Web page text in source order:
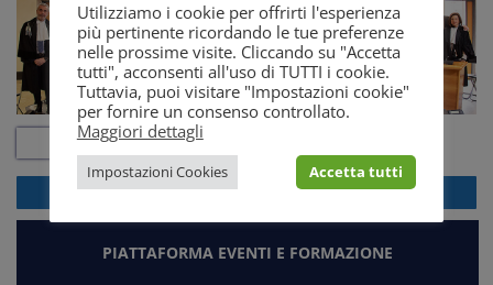
ACCEDI ALLA WEBMAIL
PIATTAFORMA EVENTI E FORMAZIONE
Utilizziamo i cookie per offrirti l'esperienza
più pertinente ricordando le tue preferenze
nelle prossime visite. Cliccando su "Accetta
tutti", acconsenti all'uso di TUTTI i cookie.
Tuttavia, puoi visitare "Impostazioni cookie"
per fornire un consenso controllato.
Maggiori dettagli
Impostazioni Cookies Accetta tutti